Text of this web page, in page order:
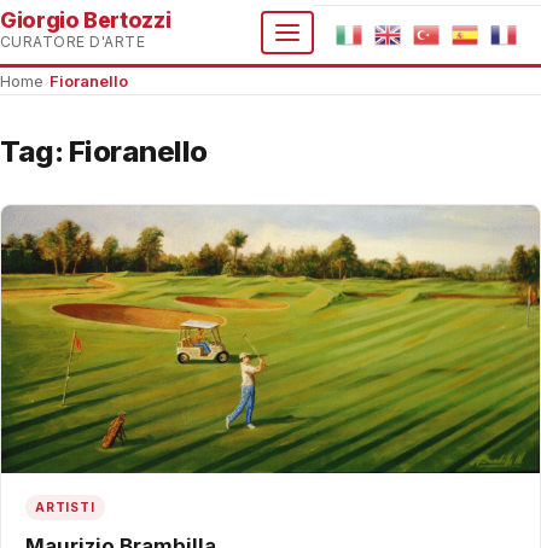
Giorgio Bertozzi
CURATORE D'ARTE
Home Fioranello
Tag: Fioranello
ARTISTI